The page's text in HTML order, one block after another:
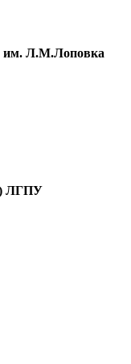
им. Л.М.Лоповка
ЛГПУ